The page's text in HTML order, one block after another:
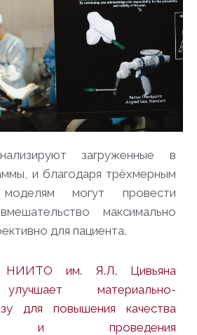
загруженные в
и благодаря трёхмерным
моделям могут провести
максимально
для пациента.
НИИТО им. Я.Л. Цивьяна
материально-
для повышения качества
и проведения